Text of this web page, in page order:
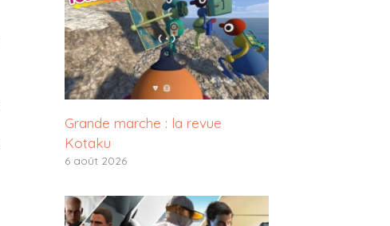
Grande marche : la revue
Kotaku
6 août 2026